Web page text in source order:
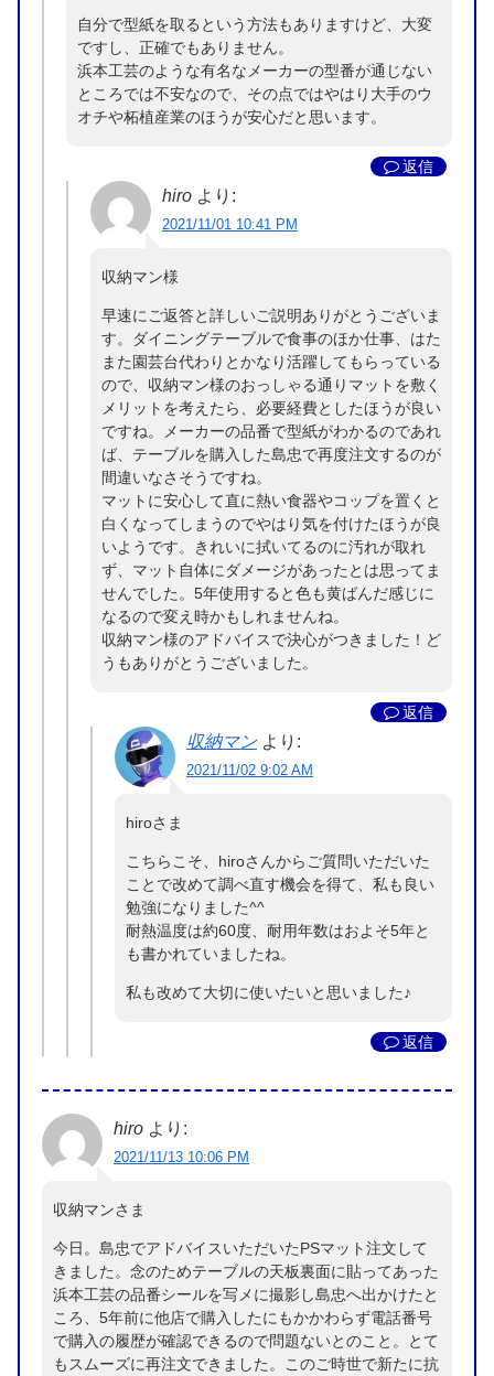
自分で型紙を取るという方法もありますけど、大変
ですし、正確でもありません。
浜本工芸のような有名なメーカーの型番が通じない
ところでは不安なので、その点ではやはり大手のウ
オチや柘植産業のほうが安心だと思います。
返信
hiro より:
2021/11/01 10:41 PM
収納マン様
早速にご返答と詳しいご説明ありがとうございま
す。ダイニングテーブルで食事のほか仕事、はた
また園芸台代わりとかなり活躍してもらっている
ので、収納マン様のおっしゃる通りマットを敷く
メリットを考えたら、必要経費としたほうが良い
ですね。メーカーの品番で型紙がわかるのであれ
ば、テーブルを購入した島忠で再度注文するのが
間違いなさそうですね。
マットに安心して直に熱い食器やコップを置くと
白くなってしまうのでやはり気を付けたほうが良
いようです。きれいに拭いてるのに汚れが取れ
ず、マット自体にダメージがあったとは思ってま
せんでした。5年使用すると色も黄ばんだ感じに
なるので変え時かもしれませんね。
収納マン様のアドバイスで決心がつきました！ど
うもありがとうございました。
返信
収納マン より:
2021/11/02 9:02 AM
hiroさま
こちらこそ、hiroさんからご質問いただいた
ことで改めて調べ直す機会を得て、私も良い
勉強になりました^^
耐熱温度は約60度、耐用年数はおよそ5年と
も書かれていましたね。
私も改めて大切に使いたいと思いました♪
返信
hiro より:
2021/11/13 10:06 PM
収納マンさま
今日。島忠でアドバイスいただいたPSマット注文して
きました。念のためテーブルの天板裏面に貼ってあった
浜本工芸の品番シールを写メに撮影し島忠へ出かけたと
ころ、5年前に他店で購入したにもかかわらず電話番号
で購入の履歴が確認できるので問題ないとのこと。とて
もスムーズに再注文できました。このご時世で新たに抗